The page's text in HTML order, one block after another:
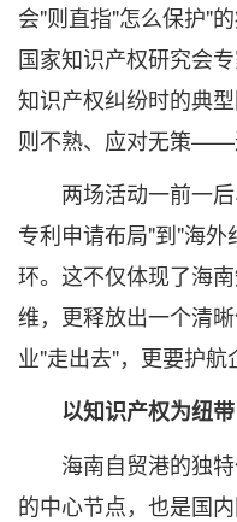
会"则直指"怎么保护"
国家知识产权研究会
知识产权纠纷时的典
则不熟、应对无策——
两场活动一前一后
专利申请布局"到"海
环。这不仅体现了海
维，更释放出一个清
业"走出去"，更要护航
以知识产权为纽带
海南自贸港的独特
的中心节点，也是国